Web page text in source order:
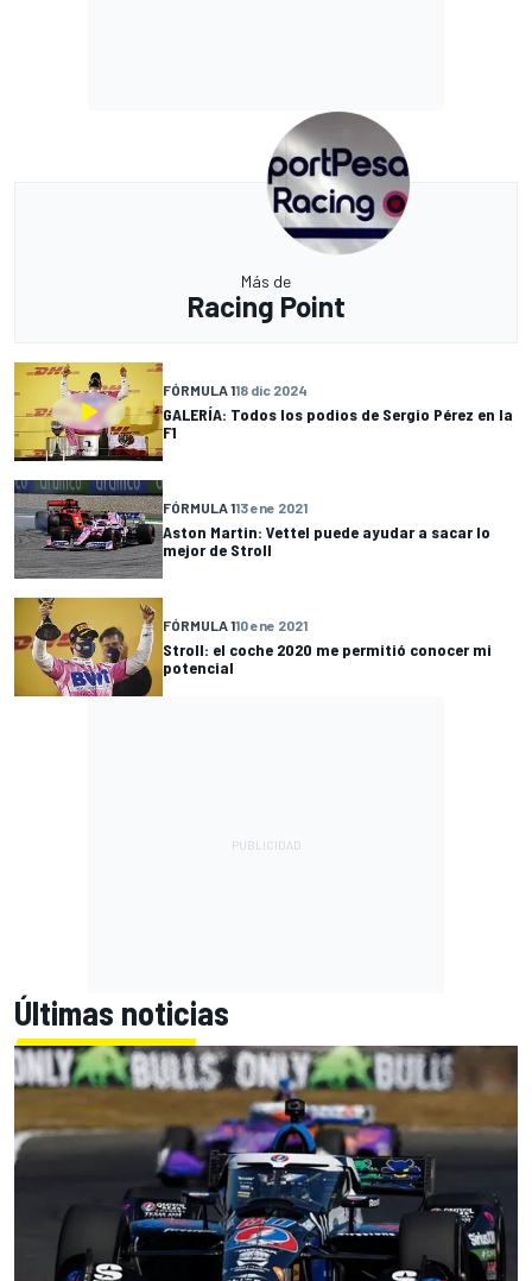
Más de
Racing Point
FÓRMULA 118 dic 2024
GALERÍA: Todos los podios de Sergio Pérez en la
F1
FÓRMULA 113 ene 2021
Aston Martin: Vettel puede ayudar a sacar lo
mejor de Stroll
FÓRMULA 110 ene 2021
Stroll: el coche 2020 me permitió conocer mi
potencial
Últimas noticias